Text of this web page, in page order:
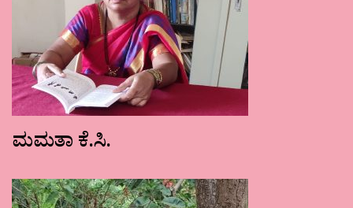
ಮಮತಾ ಕೆ.ಸಿ.